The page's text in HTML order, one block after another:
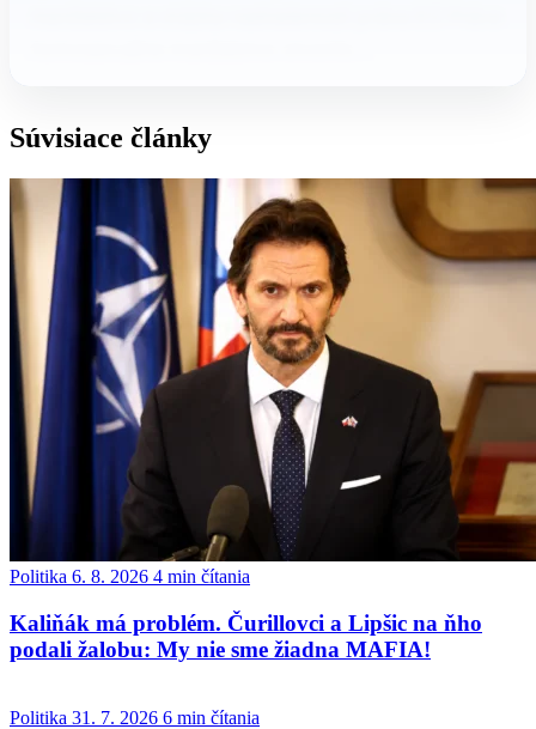
Súvisiace články
Politika 6. 8. 2026 4 min čítania
Kaliňák má problém. Čurillovci a Lipšic na ňho
podali žalobu: My nie sme žiadna MAFIA!
Politika 31. 7. 2026 6 min čítania